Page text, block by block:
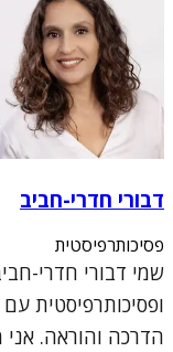
דבורי חדרי-חביב
פסיכותרפיסטית
שמי דבורי חדרי-
הדרכה והוראה.